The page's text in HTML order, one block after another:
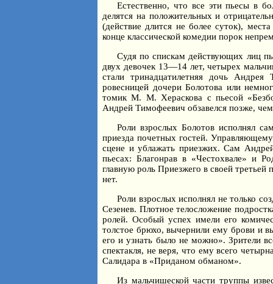
Естественно, что все эти пьесы в
делятся на положительных и
(действие длится не более суток),
конце классической комедии порок
Судя по спискам действующих лиц
двух девочек 13—14 лет, четырех
стали тринадцатилетняя дочь
ровесницей дочери Болотова или
томик М. М. Хераскова с пьесой
Андрей Тимофеевич обзавелся позже,
Роли взрослых Болотов исполнял
приезда почетных гостей.
сцене и ублажать приезжих. Сам
пьесах: Благонрав в «Честохвале» и
главную роль Приезжего в своей третьей
нет.
Роли взрослых исполнял не только
Сезенев. Плотное телосложение
ролей. Особый успех имели его
толстое брюхо, вычернили ему брови и
его и узнать было не можно». Зрители
спектакля, не веря, что ему всего
Салидара в «Приданом обманом».
Из мальчишеской части труппы